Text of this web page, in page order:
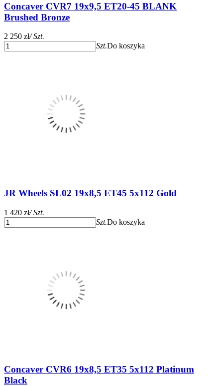
Concaver CVR7 19x9,5 ET20-45 BLANK
Brushed Bronze
2 250 zł/ Szt.
Szt.Do koszyka
JR Wheels SL02 19x8,5 ET45 5x112 Gold
1 420 zł/ Szt.
Szt.Do koszyka
Concaver CVR6 19x8,5 ET35 5x112 Platinum
Black